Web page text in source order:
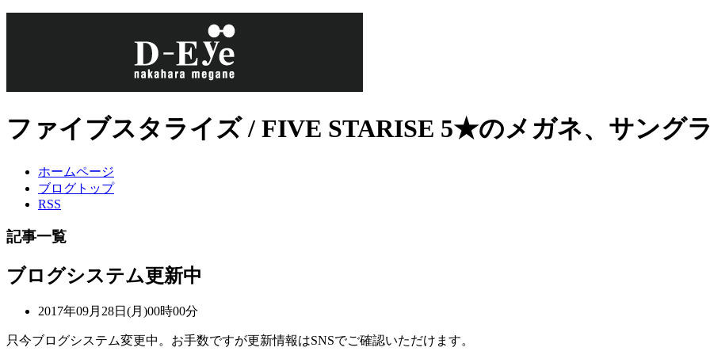
ファイブスタライズ / FIVE STARISE 5★のメガネ、サング
ホームページ
ブログトップ
RSS
記事一覧
ブログシステム更新中
2017年09月28日(月)00時00分
只今ブログシステム変更中。お手数ですが更新情報はSNSでご確認いただけます。